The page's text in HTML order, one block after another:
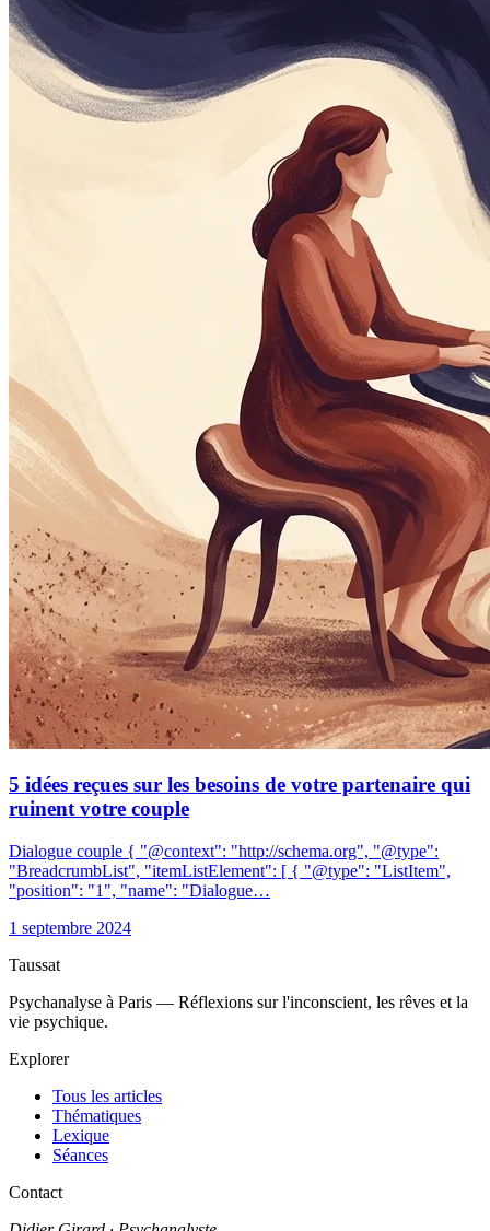
5 idées reçues sur les besoins de votre partenaire qui
ruinent votre couple
Dialogue couple { "@context": "http://schema.org", "@type":
"BreadcrumbList", "itemListElement": [ { "@type": "ListItem",
"position": "1", "name": "Dialogue…
1 septembre 2024
Taussat
Psychanalyse à Paris — Réflexions sur l'inconscient, les rêves et la
vie psychique.
Explorer
Tous les articles
Thématiques
Lexique
Séances
Contact